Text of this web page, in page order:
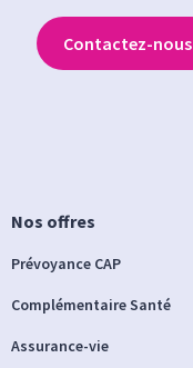
Nos offres
Prévoyance CAP
Complémentaire Santé
Assurance-vie
Contactez-nous